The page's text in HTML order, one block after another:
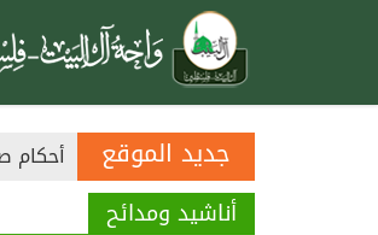
جديد الموقع أحكام
أناشيد ومدائح